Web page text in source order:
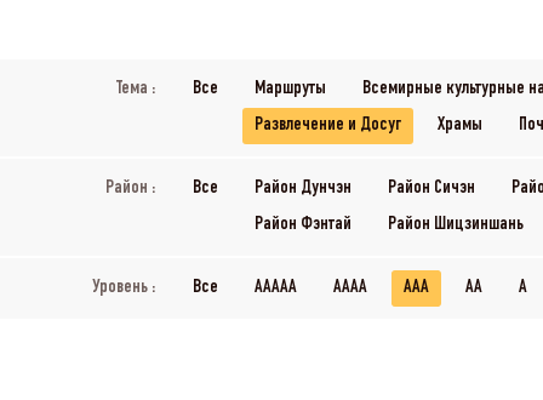
Тема : Все Маршруты
Всемирные культурные
Развлечение и Досуг
Храмы
Район : Все Район Дунчэн Район Сичэн
Район Фэнтай
Район Шицзиншань
Уровень : Все AAAAA AAAA AAA AA A